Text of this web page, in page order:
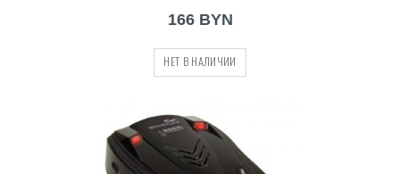
166 BYN
НЕТ В НАЛИЧИИ